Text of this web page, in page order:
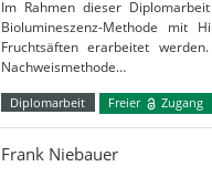
Im Rahmen dieser
Biolumineszenz-Methode mit
Fruchtsäften erarbeitet
Nachweismethode…
Diplomarbeit Freier Zugang
Frank Niebauer